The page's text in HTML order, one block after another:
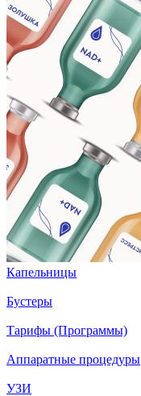
Капельницы
Бустеры
Тарифы (Программы)
Аппаратные процедуры
УЗИ